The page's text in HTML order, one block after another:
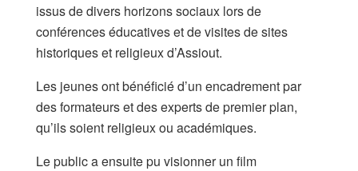
issus de divers horizons sociaux lors de
conférences éducatives et de visites de sites
historiques et religieux d’Assiout.
Les jeunes ont bénéficié d’un encadrement par
des formateurs et des experts de premier plan,
qu’ils soient religieux ou académiques.
Le public a ensuite pu visionner un film